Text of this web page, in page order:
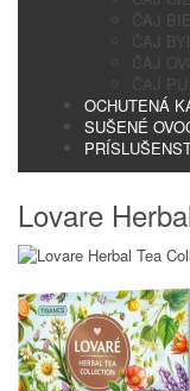
ČAJ
ČAJ
ČAJ
ČAJ
OCHUTENÁ
SUŠENÉ
Lovare